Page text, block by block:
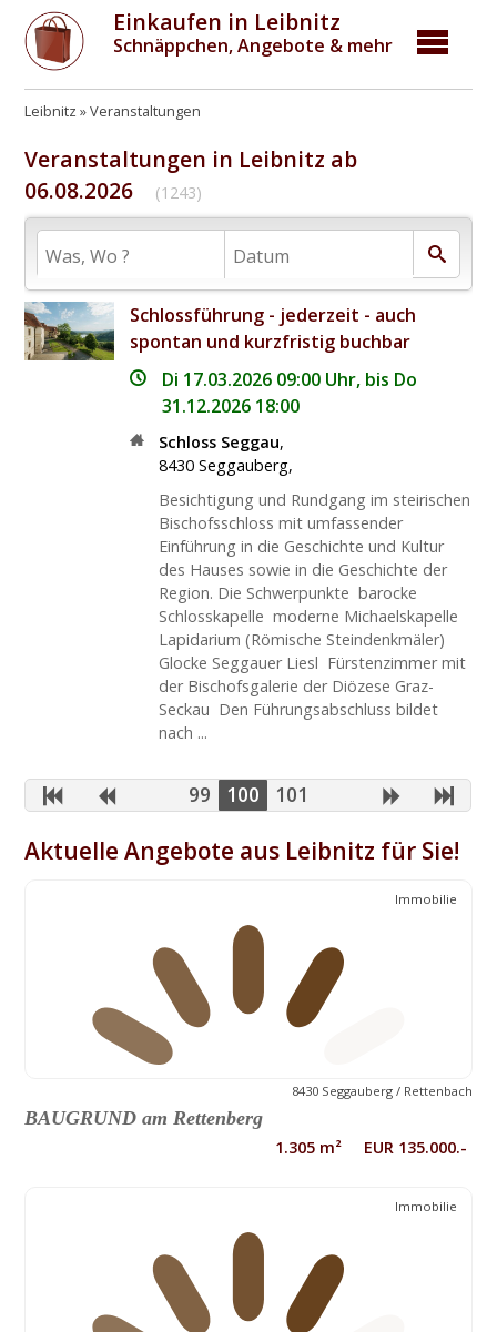
Einkaufen in Leibnitz
Schnäppchen, Angebote & mehr
Leibnitz Veranstaltungen
Veranstaltungen in Leibnitz ab
06.08.2026
(1243)
Schlossführung - jederzeit - auch
spontan und kurzfristig buchbar
Di 17.03.2026 09:00 Uhr, bis Do
31.12.2026 18:00
Schloss Seggau,
8430 Seggauberg,
Besichtigung und Rundgang im steirischen
Bischofsschloss mit umfassender
Einführung in die Geschichte und Kultur
des Hauses sowie in die Geschichte der
Region. Die Schwerpunkte  barocke
Schlosskapelle  moderne Michaelskapelle 
Lapidarium (Römische Steindenkmäler) 
Glocke Seggauer Liesl  Fürstenzimmer mit
der Bischofsgalerie der Diözese Graz-
Seckau  Den Führungsabschluss bildet
nach ...
99 100 101
Aktuelle Angebote aus Leibnitz für Sie!
Immobilie
8430 Seggauberg / Rettenbach
BAUGRUND am Rettenberg
1.305 m² EUR 135.000.-
Immobilie